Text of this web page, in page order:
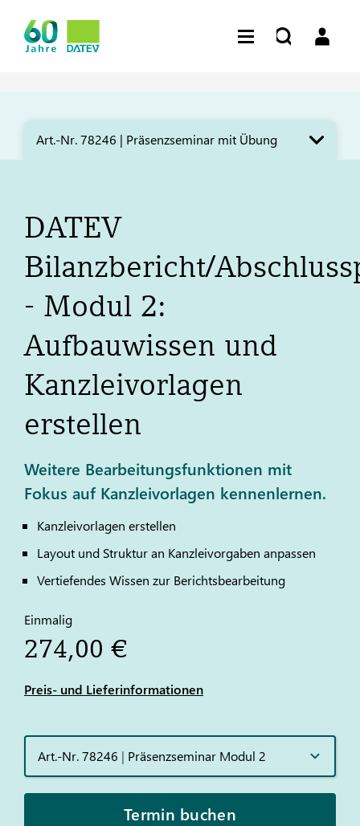
Art.-Nr. 78246 | Präsenzseminar mit Übung
DATEV
Bilanzbericht/
- Modul 2:
Aufbauwissen und
Kanzleivorlagen
erstellen
Weitere Bearbeitungsfunktionen mit
Fokus auf Kanzleivorlagen kennenlernen.
Kanzleivorlagen erstellen
Layout und Struktur an Kanzleivorgaben anpassen
Vertiefendes Wissen zur Berichtsbearbeitung
Einmalig
274,00 €
Preis- und Lieferinformationen
Art.-Nr. 78246 | Präsenzseminar Modul 2
Termin buchen